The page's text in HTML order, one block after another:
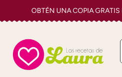
al
contenido
OBTÉN UNA COPIA